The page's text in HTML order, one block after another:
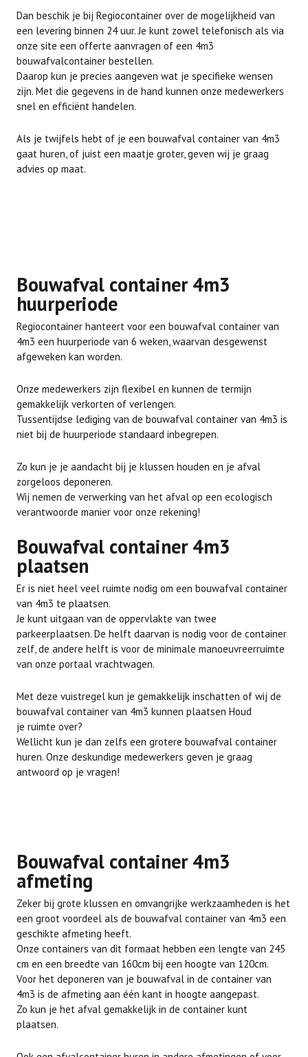
Dan beschik je bij Regiocontainer over de mogelijkheid van
een levering binnen 24 uur. Je kunt zowel telefonisch als via
onze site een offerte aanvragen of een 4m3
bouwafvalcontainer bestellen.
Daarop kun je precies aangeven wat je specifieke wensen
zijn. Met die gegevens in de hand kunnen onze medewerkers
snel en efficiënt handelen.
Als je twijfels hebt of je een bouwafval container van 4m3
gaat huren, of juist een maatje groter, geven wij je graag
advies op maat.
Bouwafval container 4m3
huurperiode
Regiocontainer hanteert voor een bouwafval container van
4m3 een huurperiode van 6 weken, waarvan desgewenst
afgeweken kan worden.
Onze medewerkers zijn flexibel en kunnen de termijn
gemakkelijk verkorten of verlengen.
Tussentijdse lediging van de bouwafval container van 4m3 is
niet bij de huurperiode standaard inbegrepen.
Zo kun je je aandacht bij je klussen houden en je afval
zorgeloos deponeren.
Wij nemen de verwerking van het afval op een ecologisch
verantwoorde manier voor onze rekening!
Bouwafval container 4m3
plaatsen
Er is niet heel veel ruimte nodig om een bouwafval container
van 4m3 te plaatsen.
Je kunt uitgaan van de oppervlakte van twee
parkeerplaatsen. De helft daarvan is nodig voor de container
zelf, de andere helft is voor de minimale manoeuvreerruimte
van onze portaal vrachtwagen.
Met deze vuistregel kun je gemakkelijk inschatten of wij de
bouwafval container van 4m3 kunnen plaatsen Houd
je ruimte over?
Wellicht kun je dan zelfs een grotere bouwafval container
huren. Onze deskundige medewerkers geven je graag
antwoord op je vragen!
Bouwafval container 4m3
afmeting
Zeker bij grote klussen en omvangrijke werkzaamheden is het
een groot voordeel als de bouwafval container van 4m3 een
geschikte afmeting heeft.
Onze containers van dit formaat hebben een lengte van 245
cm en een breedte van 160cm bij een hoogte van 120cm.
Voor het deponeren van je bouwafval in de container van
4m3 is de afmeting aan één kant in hoogte aangepast.
Zo kun je het afval gemakkelijk in de container kunt
plaatsen.